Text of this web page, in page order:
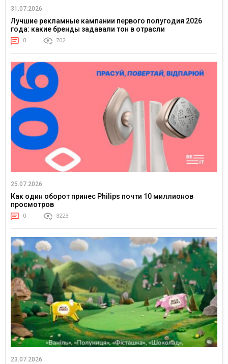
31.07.2026
Лучшие рекламные кампании первого полугодия 2026
года: какие бренды задавали тон в отрасли
0 702
25.07.2026
Как один оборот принес Philips почти 10 миллионов
просмотров
0 3223
23.07.2026